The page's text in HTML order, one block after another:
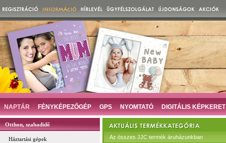
NAPTÁR FÉNYKÉPEZŐGÉP GPS NYOMTATÓ DIGITÁLIS KÉPKERET
Otthon, szabadidő
Háztartási gépek
Az összes JJC termék áruházunkban